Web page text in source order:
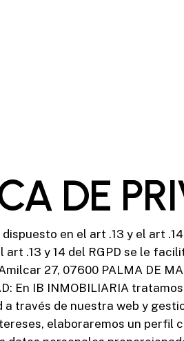
DE
dispuesto en el art .13 y el art
.13 y 14 del RGPD se le
27, 07600 PALMA DE
En IB INMOBILIARIA
través de nuestra web y
elaboraremos un perfil